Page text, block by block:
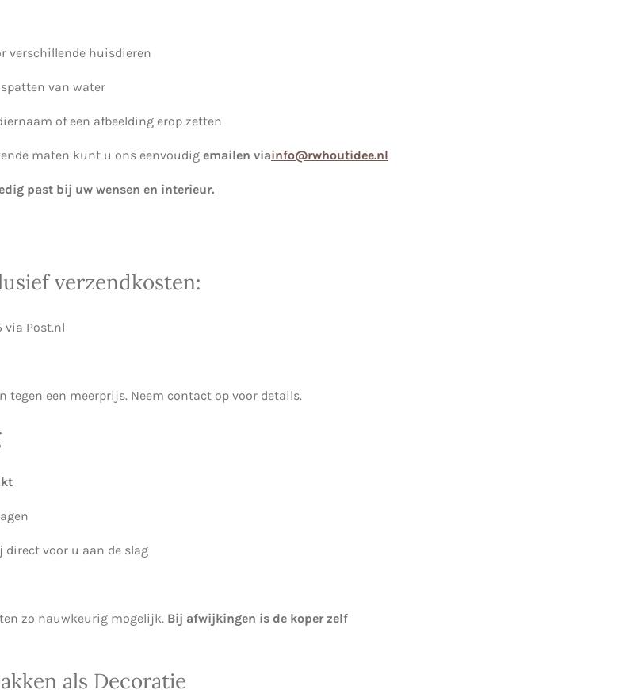
verschillende huisdieren
van water
of een afbeelding erop zetten
maten kunt u ons eenvoudig emailen viainfo@rwhoutidee.nl
past bij uw wensen en interieur.
verzendkosten:
via Post.nl
tegen een meerprijs. Neem contact op voor details.
voor u aan de slag
zo nauwkeurig mogelijk. Bij afwijkingen is de koper zelf
als Decoratie